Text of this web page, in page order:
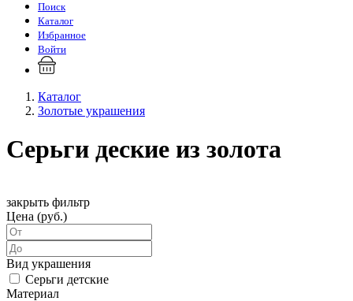
Поиск
Каталог
Избранное
Войти
Каталог
Золотые украшения
Серьги деские из золота
закрыть фильтр
Цена (руб.)
Вид украшения
Серьги детские
Материал